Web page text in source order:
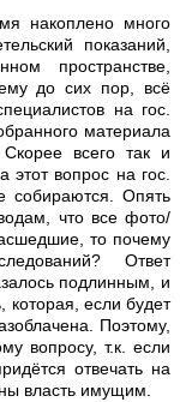
накоплено много
показаний,
пространстве,
до сих пор, всё
на гос.
материала
всего так и
вопрос на гос.
собираются. Опять
что все фото/
то почему
Ответ
подлинным, и
которая, если будет
Поэтому,
вопросу, т.к. если
отвечать на
власть имущим.